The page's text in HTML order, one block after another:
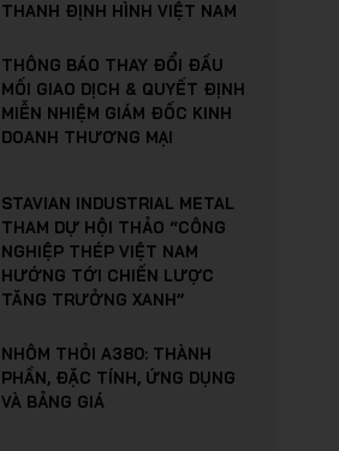
THANH ĐỊNH HÌNH VIỆT NAM
THÔNG BÁO THAY ĐỔI ĐẦU
MỐI GIAO DỊCH & QUYẾT ĐỊNH
MIỄN NHIỆM GIÁM ĐỐC KINH
DOANH THƯƠNG MẠI
STAVIAN INDUSTRIAL METAL
THAM DỰ HỘI THẢO “CÔNG
NGHIỆP THÉP VIỆT NAM
HƯỚNG TỚI CHIẾN LƯỢC
TĂNG TRƯỞNG XANH”
NHÔM THỎI A380: THÀNH
PHẦN, ĐẶC TÍNH, ỨNG DỤNG
VÀ BẢNG GIÁ